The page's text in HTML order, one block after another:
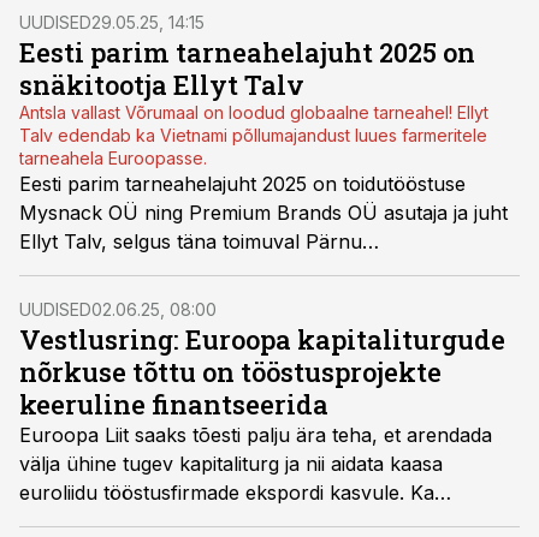
UUDISED29.05.25, 14:15
Eesti parim tarneahelajuht 2025 on
snäkitootja Ellyt Talv
Antsla vallast Võrumaal on loodud globaalne tarneahel! Ellyt
Talv edendab ka Vietnami põllumajandust luues farmeritele
tarneahela Euroopasse.
Eesti parim tarneahelajuht 2025 on toidutööstuse
Mysnack OÜ ning Premium Brands OÜ asutaja ja juht
Ellyt Talv, selgus täna toimuval Pärnu
tarneahelakonverentsil.
UUDISED02.06.25, 08:00
Vestlusring: Euroopa kapitaliturgude
nõrkuse tõttu on tööstusprojekte
keeruline finantseerida
Euroopa Liit saaks tõesti palju ära teha, et arendada
välja ühine tugev kapitaliturg ja nii aidata kaasa
euroliidu tööstusfirmade ekspordi kasvule. Ka
Skandinaavia riikide esindajad räägivad valjult